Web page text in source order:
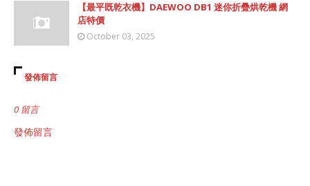
【最平既乾衣機】DAEWOO DB1 迷你折疊烘乾機 網
店特價
October 03, 2025
發佈留言
0 留言
發佈留言